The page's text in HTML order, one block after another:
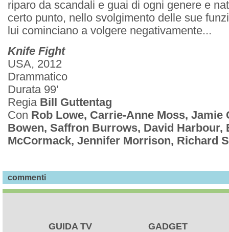
riparo da scandali e guai di ogni genere e
certo punto, nello svolgimento delle sue
lui cominciano a volgere negativamente...
Knife Fight
USA, 2012
Drammatico
Durata 99'
Regia Bill Guttentag
Con Rob Lowe, Carrie-Anne Moss, Jamie
Bowen, Saffron Burrows, David Harbour,
McCormack, Jennifer Morrison, Richard
commenti
GUIDA TV GADGET